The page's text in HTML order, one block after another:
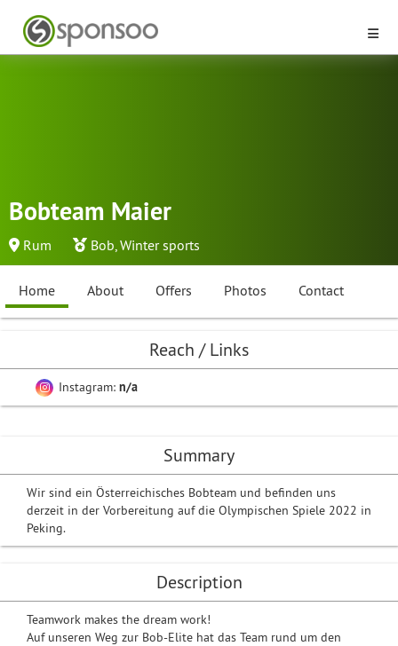
Bobteam Maier
Rum Bob,Winter sports
Home About Offers Photos Contact
Summary
Wir sind ein Österreichisches Bobteam und befinden uns
derzeit in der Vorbereitung auf die Olympischen Spiele 2022 in
Peking.
Description
Teamwork makes the dream work!
Auf unseren Weg zur Bob-Elite hat das Team rund um den
Reach / Links
Instagram: n/a